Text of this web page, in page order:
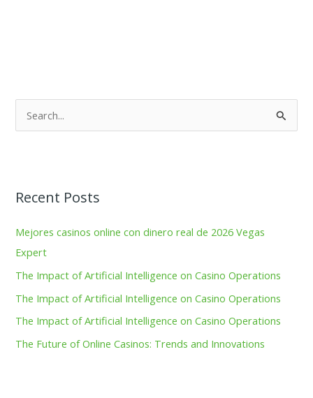
c
f
o
r
:
Recent Posts
Mejores casinos online con dinero real de 2026 Vegas
Expert
The Impact of Artificial Intelligence on Casino Operations
The Impact of Artificial Intelligence on Casino Operations
The Impact of Artificial Intelligence on Casino Operations
The Future of Online Casinos: Trends and Innovations